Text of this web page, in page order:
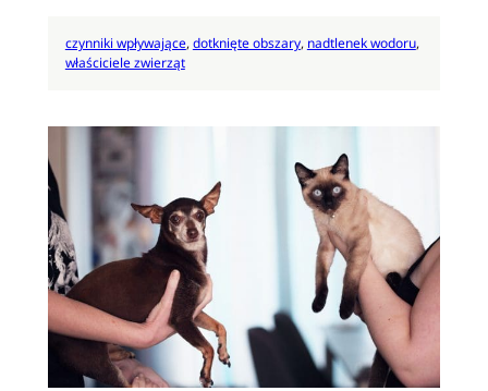
czynniki wpływające, dotknięte obszary, nadtlenek wodoru
właściciele zwierząt